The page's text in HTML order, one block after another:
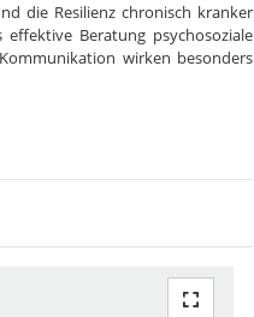
die Resilienz chronisch kranker
Beratung psychosoziale
wirken besonders